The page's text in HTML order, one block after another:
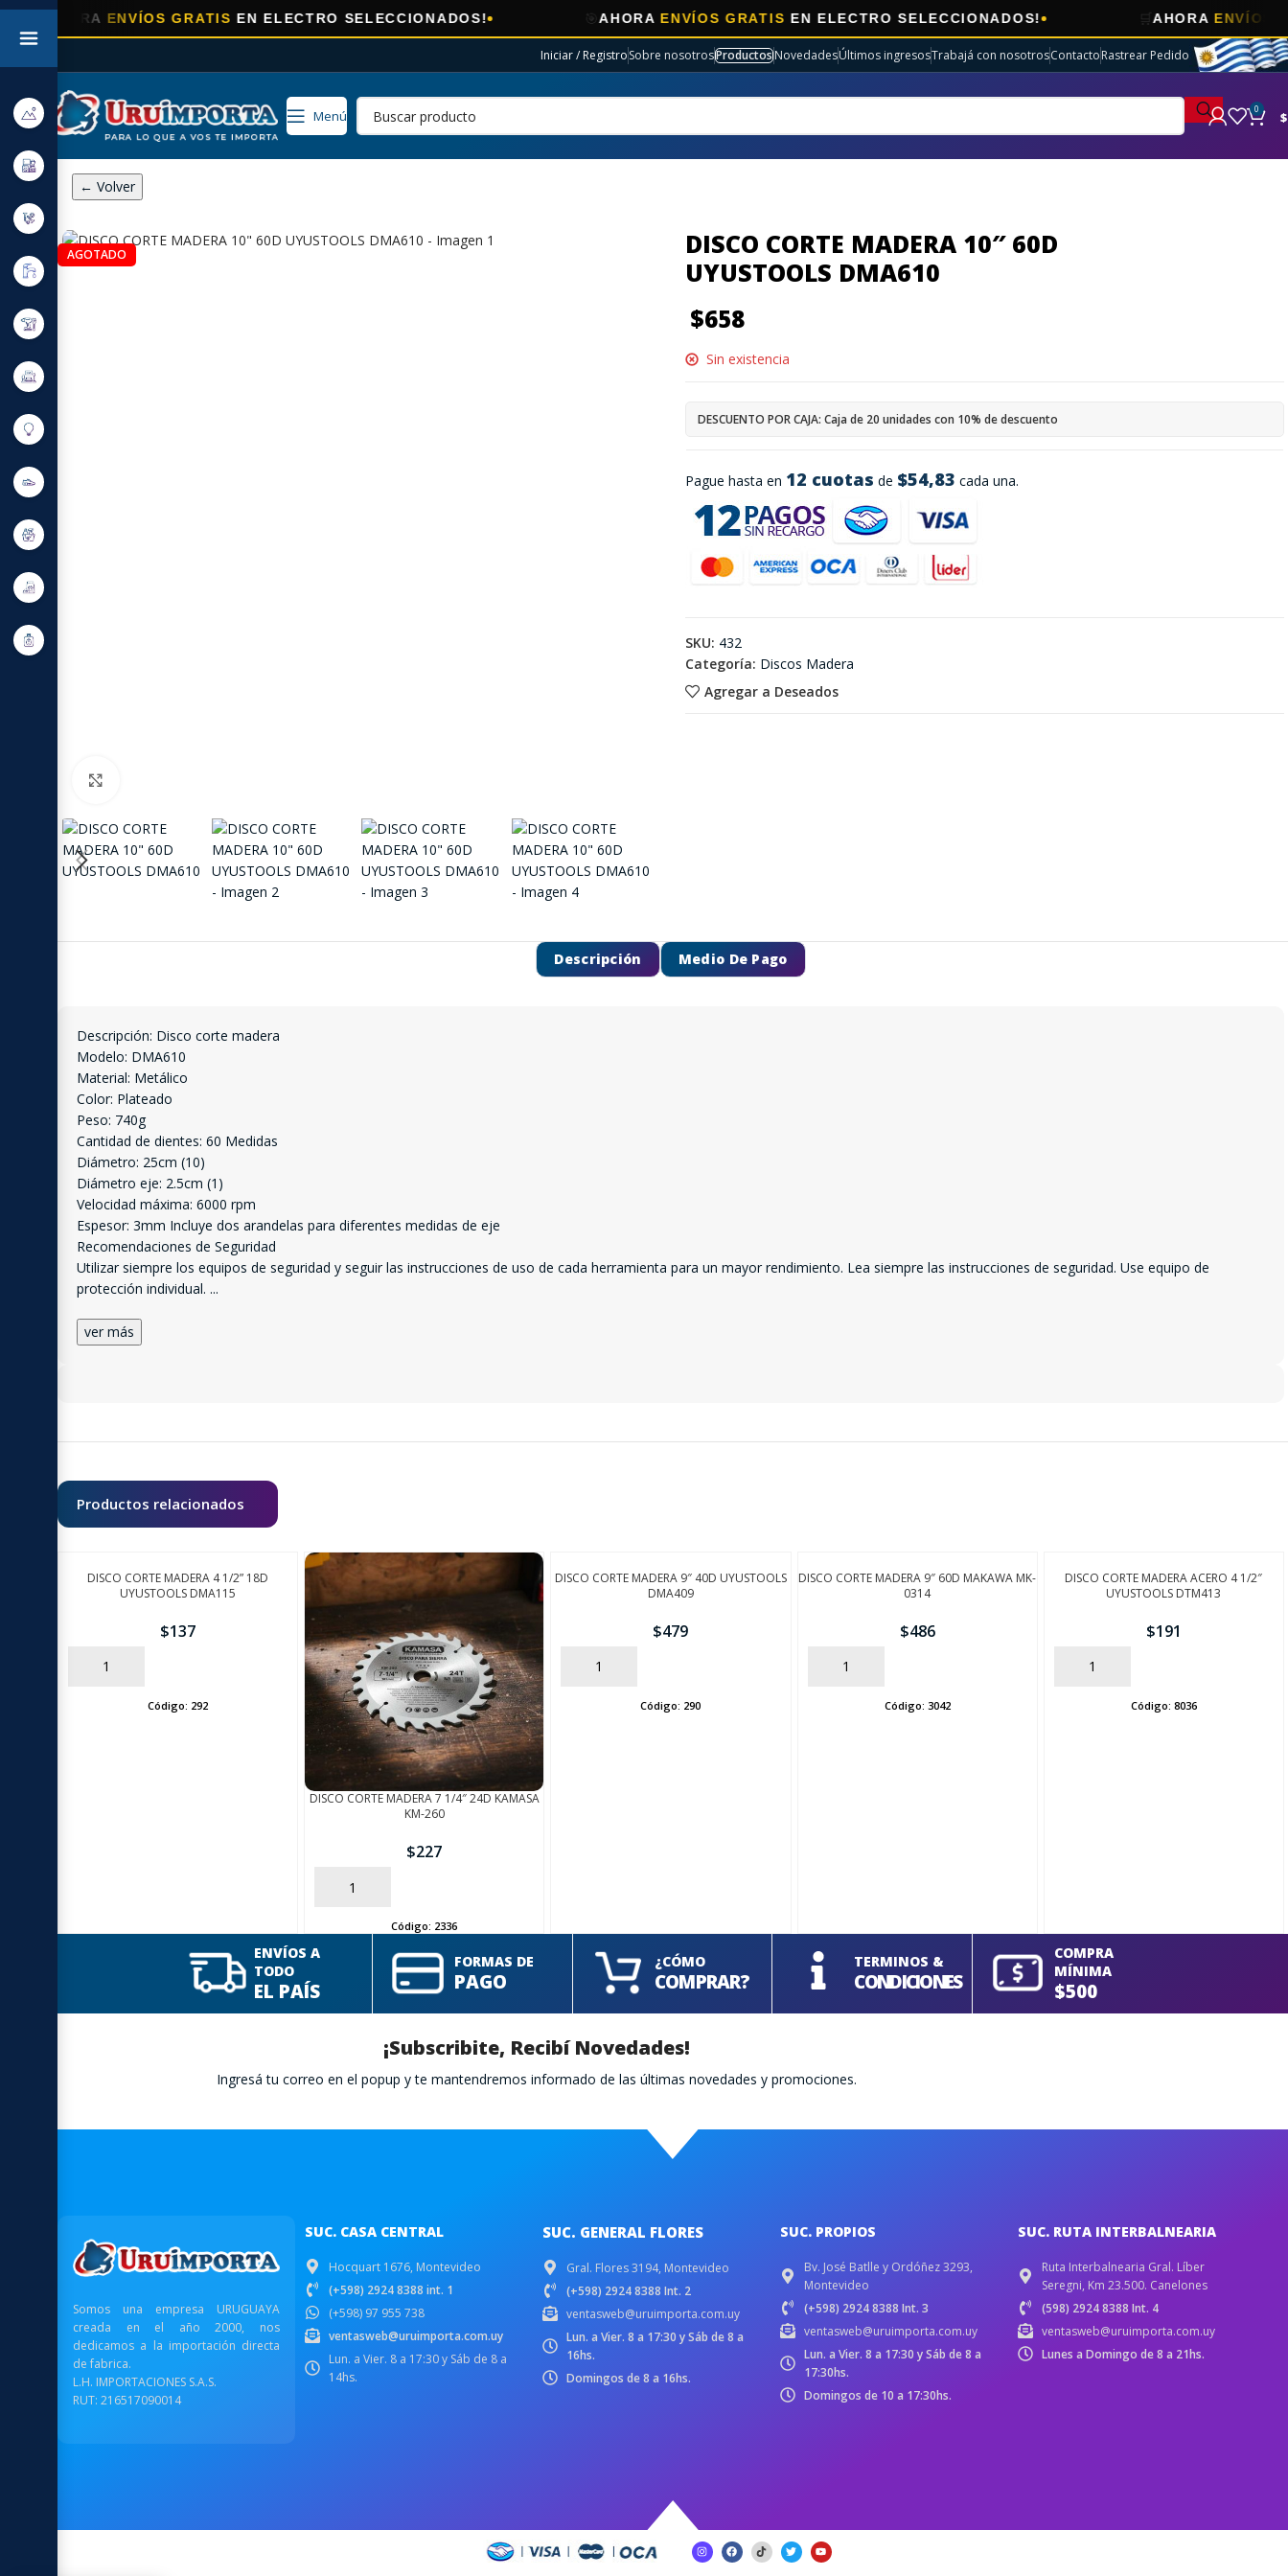
ENVÍOS GRATISEN ELECTRO SELECCIONADOS! ENVÍOS GRATISEN ELECTRO SELECCIONADOS! ENVÍOS GRATISEN
Iniciar / RegistroSobre nosotrosProductosNovedadesÚltimos ingresosTrabajá con nosotrosContactoRastrear Pedido
Menú 0 $
← Volver
AGOTADO
DISCO CORTE MADERA 10″ 60D
UYUSTOOLS DMA610
$658
Pague hasta en 12 cuotas de $54,83 cada una.
Sin existencia
DESCUENTO POR CAJA: Caja de 20 unidades con 10% de descuento
Agregar a Deseados
SKU: 432
Categoría: Discos Madera
Descripción Medio De Pago
Descripción: Disco corte madera
Modelo: DMA610
Material: Metálico
Color: Plateado
Peso: 740g
Cantidad de dientes: 60 Medidas
Diámetro: 25cm (10)
Diámetro eje: 2.5cm (1)
Velocidad máxima: 6000 rpm
Espesor: 3mm Incluye dos arandelas para diferentes medidas de eje
Recomendaciones de Seguridad
Utilizar siempre los equipos de seguridad y seguir las instrucciones de uso de cada herramienta para un mayor rendimiento. Lea siempre las instrucciones de seguridad. Use equipo de
protección individual. ...
ver más
Productos relacionados
DISCO CORTE MADERA 4 1/2” 18D
UYUSTOOLS DMA115
$137
AÑADIR
Código: 292
DISCO CORTE MADERA 7 1/4″ 24D KAMASA
KM-260
$227
AÑADIR
Código: 2336
DISCO CORTE MADERA 9″ 40D UYUSTOOLS
DMA409
$479
AÑADIR
Código: 290
DISCO CORTE MADERA 9″ 60D MAKAWA MK-
0314
$486
AÑADIR
Código: 3042
DISCO CORTE MADERA ACERO 4 1/2″
UYUSTOOLS DTM413
$191
AÑADIR
Código: 8036
ENVÍOS A
TODO
EL PAÍS
FORMAS DE
PAGO
¿CÓMO
COMPRAR?
TERMINOS &
CONDICIONES
COMPRA
MÍNIMA
$500
¡Subscribite, Recibí Novedades!
Ingresá tu correo en el popup y te mantendremos informado de las últimas novedades y promociones.
Somos una empresa URUGUAYA
creada en el año 2000, nos
dedicamos a la importación directa
de fabrica.
L.H. IMPORTACIONES S.A.S.
RUT: 216517090014
SUC. CASA CENTRAL
Hocquart 1676, Montevideo
(+598) 2924 8388 int. 1
(+598) 97 955 738
ventasweb@uruimporta.com.uy
Lun. a Vier. 8 a 17:30 y Sáb de 8 a
14hs.
SUC. GENERAL FLORES
Gral. Flores 3194, Montevideo
(+598) 2924 8388 Int. 2
ventasweb@uruimporta.com.uy
Lun. a Vier. 8 a 17:30 y Sáb de 8 a
16hs.
Domingos de 8 a 16hs.
SUC. PROPIOS
Bv. José Batlle y Ordóñez 3293,
Montevideo
(+598) 2924 8388 Int. 3
ventasweb@uruimporta.com.uy
Lun. a Vier. 8 a 17:30 y Sáb de 8 a
17:30hs.
Domingos de 10 a 17:30hs.
SUC. RUTA INTERBALNEARIA
Ruta Interbalnearia Gral. Líber
Seregni, Km 23.500. Canelones
(598) 2924 8388 Int. 4
ventasweb@uruimporta.com.uy
Lunes a Domingo de 8 a 21hs.